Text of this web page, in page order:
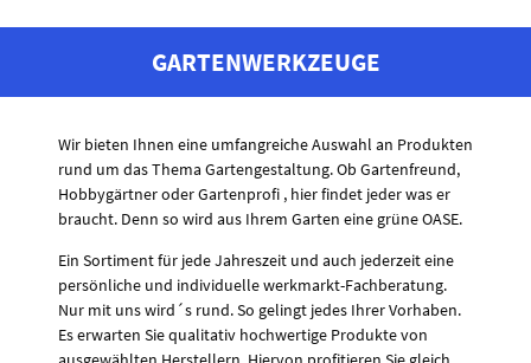
GARTENWERKZEUGE
Wir bieten Ihnen eine umfangreiche Auswahl an Produkten
rund um das Thema Gartengestaltung. Ob Gartenfreund,
Hobbygärtner oder Gartenprofi , hier findet jeder was er
braucht. Denn so wird aus Ihrem Garten eine grüne OASE.
Ein Sortiment für jede Jahreszeit und auch jederzeit eine
persönliche und individuelle werkmarkt-Fachberatung.
Nur mit uns wird´s rund. So gelingt jedes Ihrer Vorhaben.
Es erwarten Sie qualitativ hochwertige Produkte von